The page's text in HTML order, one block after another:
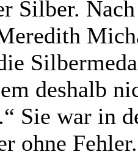
Silber.
deshalb
Sie war in
ohne Fehler.